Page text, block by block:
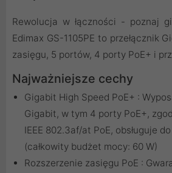
Rewolucja w łączności - poznaj
Edimax GS-1105PE to przełącznik
zasięgu, 5 portów, 4 porty PoE+ i
Najważniejsze cechy
Gigabit High Speed ​​PoE+ :
Gigabit, w tym 4 porty PoE+,
IEEE 802.3af/at PoE, obsługuje
(całkowity budżet mocy: 60 W)
Rozszerzenie zasięgu PoE :